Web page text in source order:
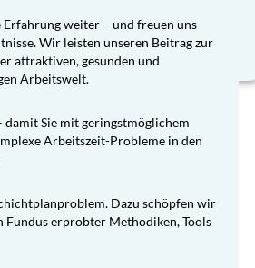
Erfahrung weiter – und freuen uns
Wir leisten unseren Beitrag zur
attraktiven, gesunden und
Arbeitswelt.
damit Sie mit geringstmöglichem
Arbeitszeit-Probleme in den
Dazu schöpfen wir
Fundus erprobter Methodiken, Tools